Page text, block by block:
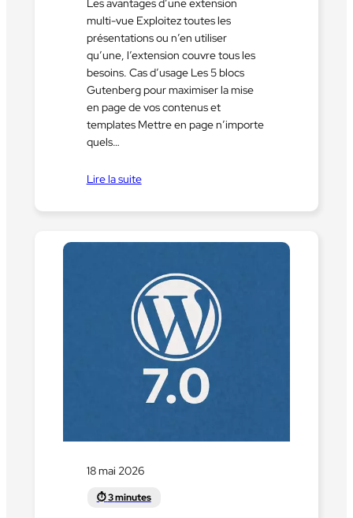
multi-vue Exploitez toutes les
présentations ou n’en utiliser
qu’une, l’extension couvre tous les
besoins. Cas d’usage Les 5 blocs
Gutenberg pour maximiser la mise
en page de vos contenus et
templates Mettre en page n’importe
quels…
Lire la suite
18 mai 2026